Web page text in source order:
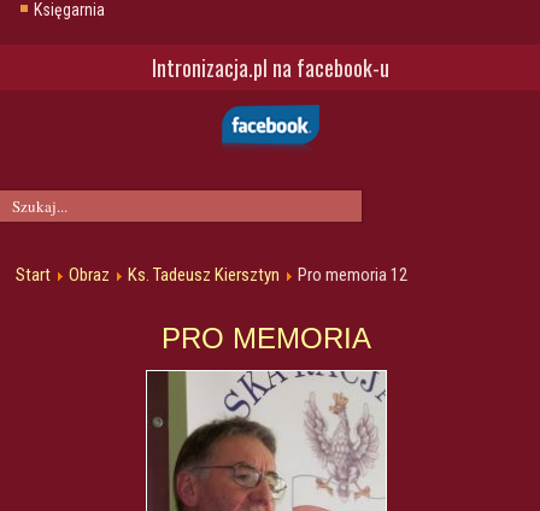
Księgarnia
Intronizacja.pl na facebook-u
Start Obraz Ks. Tadeusz Kiersztyn Pro memoria 12
PRO MEMORIA